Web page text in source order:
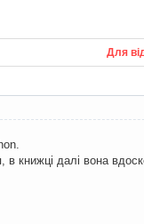
Для
в книжці далі вона